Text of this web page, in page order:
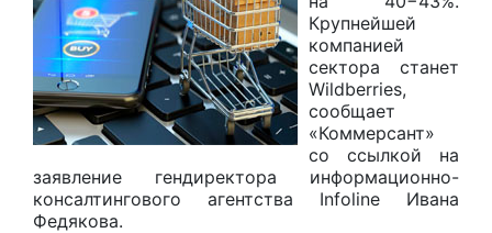
Крупнейшей
компанией
сектора станет
Wildberries,
сообщает
«Коммерсант»
со ссылкой на
заявление гендиректора информационно-
консалтингового агентства Infoline Ивана
Федякова.